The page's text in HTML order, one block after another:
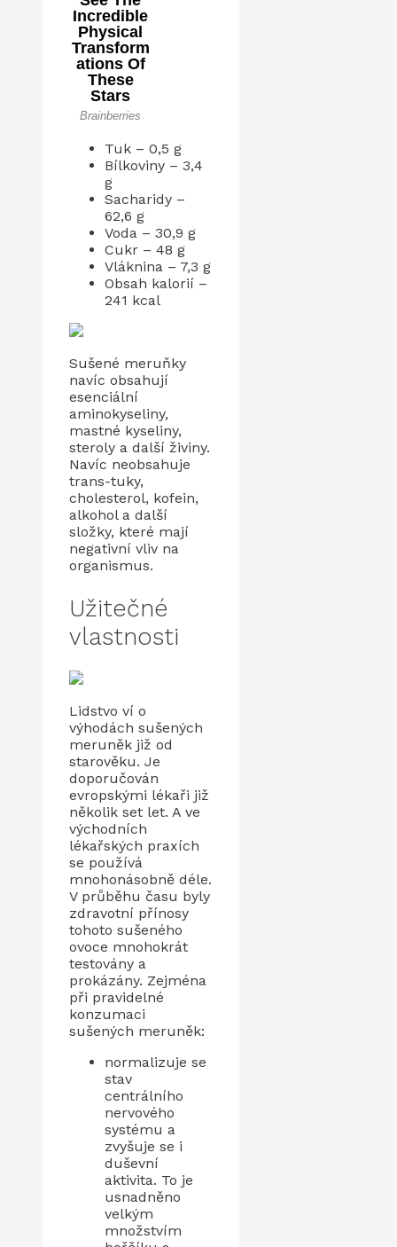
Tuk – 0,5 g
Bílkoviny – 3,4
g
Sacharidy –
62,6 g
Voda – 30,9 g
Cukr – 48 g
Vláknina – 7,3 g
Obsah kalorií –
241 kcal
Sušené meruňky
navíc obsahují
esenciální
aminokyseliny,
mastné kyseliny,
steroly a další živiny.
Navíc neobsahuje
trans-tuky,
cholesterol, kofein,
alkohol a další
složky, které mají
negativní vliv na
organismus.
Užitečné
vlastnosti
Lidstvo ví o
výhodách sušených
meruněk již od
starověku. Je
doporučován
evropskými lékaři již
několik set let. A ve
východních
lékařských praxích
se používá
mnohonásobně déle.
V průběhu času byly
zdravotní přínosy
tohoto sušeného
ovoce mnohokrát
testovány a
prokázány. Zejména
při pravidelné
konzumaci
sušených meruněk:
normalizuje se
stav
centrálního
nervového
systému a
zvyšuje se i
duševní
aktivita. To je
usnadněno
velkým
množstvím